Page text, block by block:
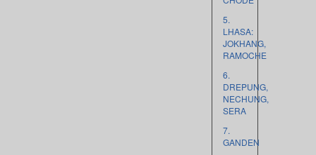
5.
LHASA:
JOKHANG,
RAMOCHE
6.
DREPUNG,
NECHUNG,
SERA
7.
GANDEN